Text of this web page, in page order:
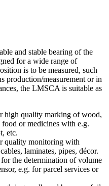
and stable bearing of the
for a wide range of
is to be measured, such
production/measurement or in
the LMSCA is suitable as
high quality marking of wood,
or medicines with e.g.
etc.
quality monitoring with
laminates, pipes, décor.
the determination of volume
e.g. for parcel services or